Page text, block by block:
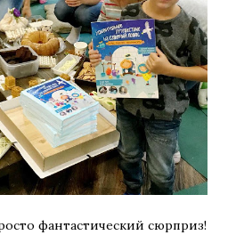
фантастический сюрприз!